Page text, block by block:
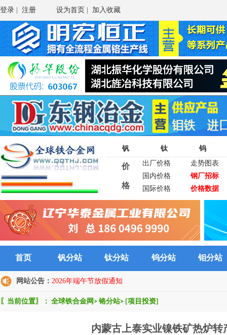
登录 注册 设为首页 加入收藏
钒 钛 钨
价
格
出厂价格
走势图表
国内价格
钢厂招标
国际价格
价格数据
首页 钒分站 钛分站 钨分站 钼分站
网站公告： 2026年端午节放假通知
〖当前位置〗： 全球铁合金网 > 铬分站> [项目投资]
内蒙古上泰实业镍铁矿热炉